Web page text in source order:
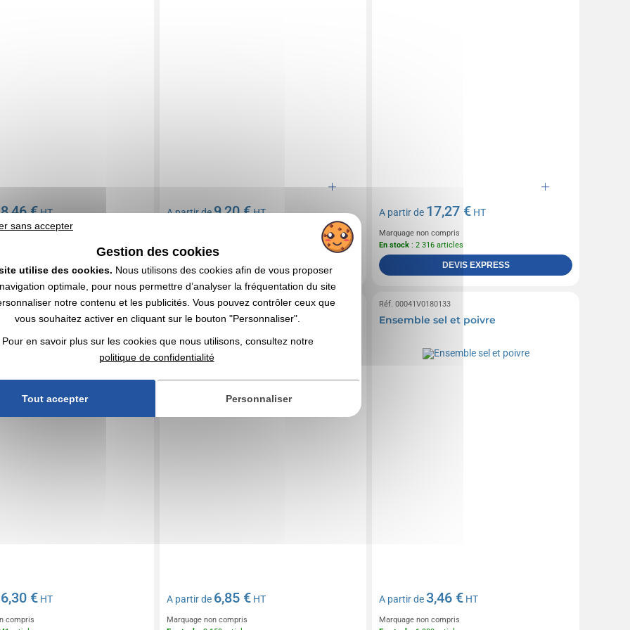
8,46 €HT
compris
DEVIS EXPRESS
A partir de9,20 €HT
En stock: 2 456 articles
DEVIS EXPRESS
A partir de 17,27 € HT
Marquage non compris
En stock : 2 316 articles
DEVIS EXPRESS
moulin à poivre
6,30 € HT
compris
Réf. 00053V0192400
Moulin à sel et poivre électrique -
A partir de 6,85 €HT
Marquage non compris
Réf. 00041V0180133
Ensemble sel et poivre
A partir de3,46 € HT
Marquage non compris
sans accepter
Gestion des cookies
utilise des cookies. Nous utilisons des cookies afin de vous proposer
optimale, pour nous permettre d’analyser la fréquentation du site
notre contenu et les publicités. Vous pouvez contrôler ceux que
vous souhaitez activer en cliquant sur le bouton "Personnaliser".
Pour en savoir plus sur les cookies que nous utilisons, consultez notre
politique de confidentialité
Tout accepter Personnaliser